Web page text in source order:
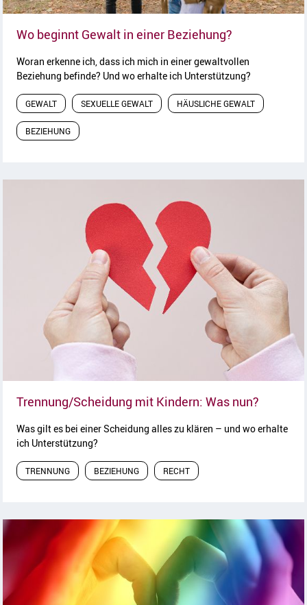
Wo beginnt Gewalt in einer Beziehung?
Woran erkenne ich, dass ich mich in einer gewaltvollen
Beziehung befinde? Und wo erhalte ich Unterstützung?
GEWALT SEXUELLE GEWALT HÄUSLICHE GEWALT
BEZIEHUNG
Trennung/Scheidung mit Kindern: Was nun?
Was gilt es bei einer Scheidung alles zu klären – und wo erhalte
ich Unterstützung?
TRENNUNG BEZIEHUNG RECHT